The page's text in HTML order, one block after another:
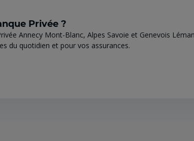
Privée ?
Annecy Mont-Blanc, Alpes Savoie et Genevois
du quotidien et pour vos assurances.